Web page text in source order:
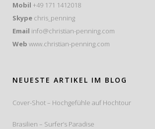
Mobil +49 171 1412018
Skype chris_penning
Email info@christian-penning.com
Web www.christian-penning.com
NEUESTE ARTIKEL IM BLOG
Cover-Shot – Hochgefühle auf Hochtour
Brasilien – Surfer’s Paradise